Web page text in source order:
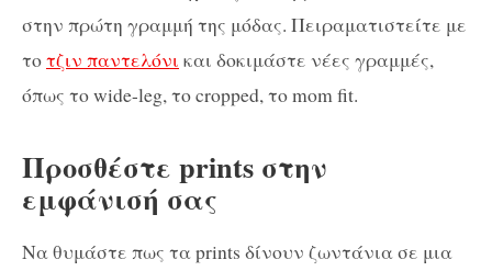
στην πρώτη γραμμή της μόδας. Πειραματιστείτε με
τοτζιν παντελόνι και δοκιμάστε νέες γραμμές,
όπως το wide-leg, το cropped, το mom fit.
Προσθέστε prints στην
εμφάνισή σας
Να θυμάστε πως τα prints δίνουν ζωντάνια σε μια